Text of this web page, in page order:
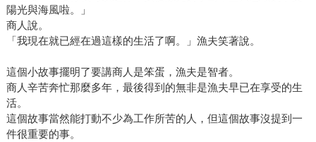
陽光與海風啦。」
商人說。
「我現在就已經在過這樣的生活了啊。」漁夫笑著說。
這個小故事擺明了要講商人是笨蛋，漁夫是智者。
商人辛苦奔忙那麼多年，最後得到的無非是漁夫早已在享受的生
活。
這個故事當然能打動不少為工作所苦的人，但這個故事沒提到一
件很重要的事。